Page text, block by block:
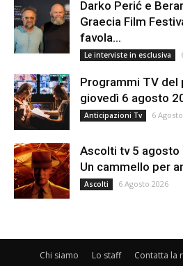
Darko Perić e
Graecia Film
favola...
Le interviste in esclusiva
Programmi TV del
giovedì 6 agosto
Anticipazioni Tv 6
Ascolti tv 5 agosto
Un cammello per
Ascolti 6 Agosto 2026
Chi siamo Lo staff Contatta la